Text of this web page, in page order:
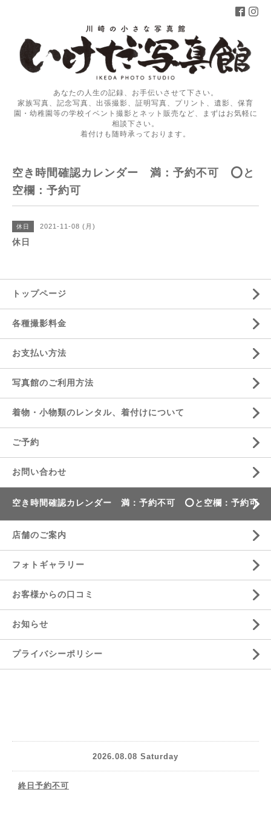
あなたの人生の記録、お手伝いさせて下さい。
家族写真、記念写真、出張撮影、証明写真、プリント、遺影、保育
園・幼稚園等の学校イベント撮影とネット販売など、まずはお気軽に
相談下さい。
着付けも随時承っております。
空き時間確認カレンダー 満：予約不可 ⭕️と
空欄：予約可
休日 2021-11-08 (月)
休日
トップページ
各種撮影料金
お支払い方法
写真館のご利用方法
着物・小物類のレンタル、着付けについて
ご予約
お問い合わせ
空き時間確認カレンダー 満：予約不可 ⭕️と空欄：予約可
店舗のご案内
フォトギャラリー
お客様からの口コミ
お知らせ
プライバシーポリシー
2026.08.08 Saturday
終日予約不可